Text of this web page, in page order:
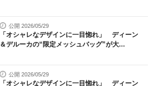
公開 2026/05/29
「オシャレなデザインに一目惚れ」 ディーン
＆デルーカの“限定メッシュバッグ”が大...
公開 2026/05/29
「オシャレなデザインに一目惚れ」 ディーン